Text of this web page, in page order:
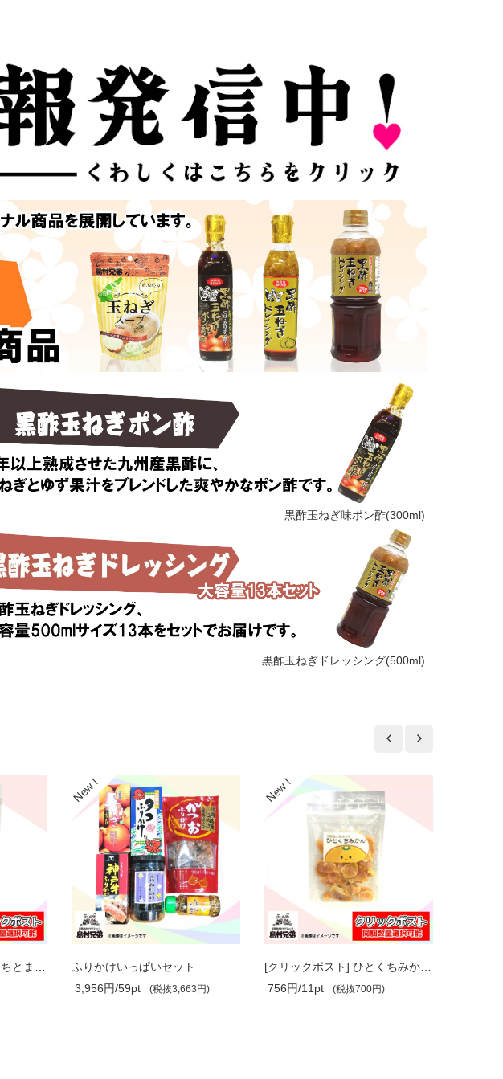
黒酢玉ねぎ味ポン酢(300ml)
黒酢玉ねぎドレッシング(500ml)
ふりかけいっぱいセット
3,956円/59pt
(税抜3,663円)
756円/11pt
(税抜700円)